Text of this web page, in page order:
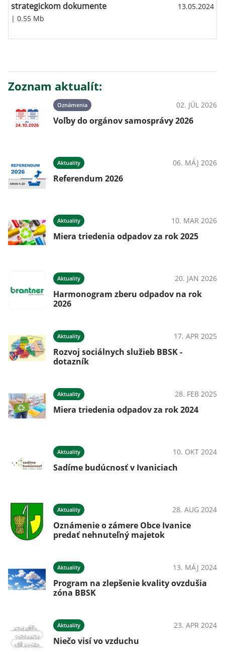
strategickom dokumente
| 0.55 Mb
13.05.2024
Zoznam aktualít:
Oznámenia 02. JÚL 2026
Voľby do orgánov samosprávy 2026
Aktuality 06. MÁJ 2026
Referendum 2026
Aktuality 10. MAR 2026
Miera triedenia odpadov za rok 2025
Aktuality 20. JAN 2026
Harmonogram zberu odpadov na rok
2026
Aktuality 17. APR 2025
Rozvoj sociálnych služieb BBSK -
dotazník
Aktuality 28. FEB 2025
Miera triedenia odpadov za rok 2024
Aktuality 10. OKT 2024
Sadíme budúcnosť v Ivaniciach
Aktuality 28. AUG 2024
Oznámenie o zámere Obce Ivanice
predať nehnuteľný majetok
Aktuality 13. MÁJ 2024
Program na zlepšenie kvality ovzdušia
zóna BBSK
Aktuality 23. APR 2024
Niečo visí vo vzduchu